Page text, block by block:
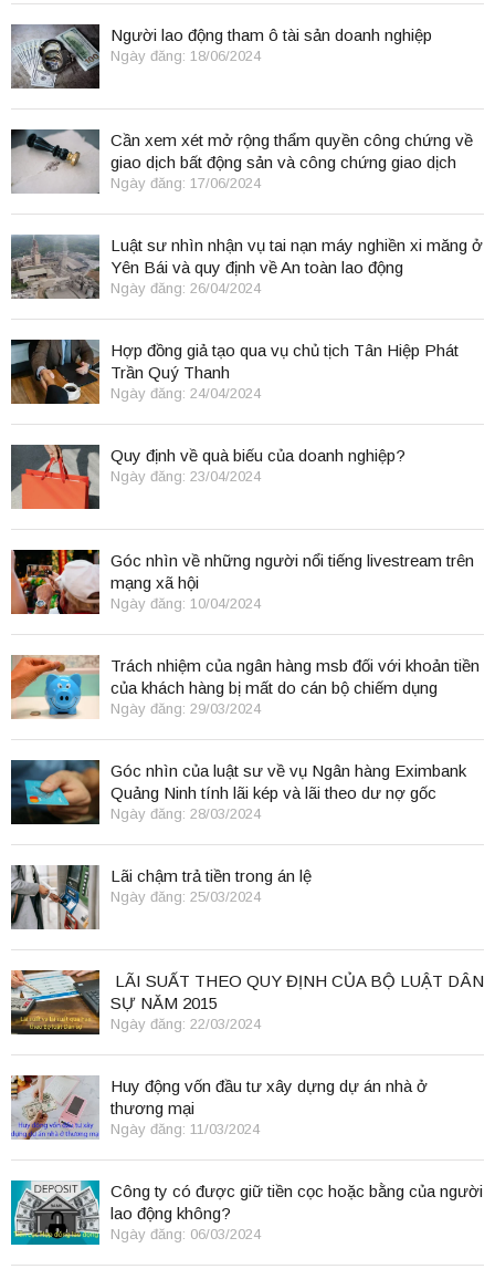
Người lao động tham ô tài sản doanh nghiệp
Ngày đăng: 18/06/2024
Cần xem xét mở rộng thẩm quyền công chứng về
giao dịch bất động sản và công chứng giao dịch
điện tử.
Ngày đăng: 17/06/2024
Luật sư nhìn nhận vụ tai nạn máy nghiền xi măng ở
Yên Bái và quy định về An toàn lao động
Ngày đăng: 26/04/2024
Hợp đồng giả tạo qua vụ chủ tịch Tân Hiệp Phát
Trần Quý Thanh
Ngày đăng: 24/04/2024
Quy định về quà biếu của doanh nghiệp?
Ngày đăng: 23/04/2024
Góc nhìn về những người nổi tiếng livestream trên
mạng xã hội
Ngày đăng: 10/04/2024
Trách nhiệm của ngân hàng msb đối với khoản tiền
của khách hàng bị mất do cán bộ chiếm dụng
Ngày đăng: 29/03/2024
Góc nhìn của luật sư về vụ Ngân hàng Eximbank
Quảng Ninh tính lãi kép và lãi theo dư nợ gốc
Ngày đăng: 28/03/2024
Lãi chậm trả tiền trong án lệ
Ngày đăng: 25/03/2024
LÃI SUẤT THEO QUY ĐỊNH CỦA BỘ LUẬT DÂN
SỰ NĂM 2015
Ngày đăng: 22/03/2024
Huy động vốn đầu tư xây dựng dự án nhà ở
thương mại
Ngày đăng: 11/03/2024
Công ty có được giữ tiền cọc hoặc bằng của người
lao động không?
Ngày đăng: 06/03/2024